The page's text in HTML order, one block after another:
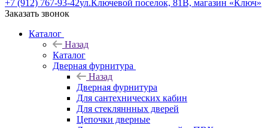
+7 (912) 767-93-42ул.Ключевой поселок, 81В, магазин «Ключ»
Заказать звонок
Каталог
Назад
Каталог
Дверная фурнитура
Назад
Дверная фурнитура
Для сантехнических кабин
Для стекляннных дверей
Цепочки дверные